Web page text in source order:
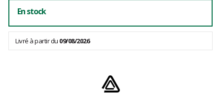
En stock
Livré à partir du 09/08/2026